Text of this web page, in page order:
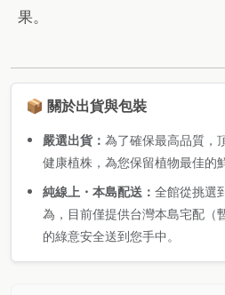
果。
📦 關於出貨與包裝
嚴選出貨：為了確保最高品質，
健康植株，為您保留植物最佳的
純線上・本島配送：全館從挑選
為，目前僅提供台灣本島宅配（
的綠意安全送到您手中。